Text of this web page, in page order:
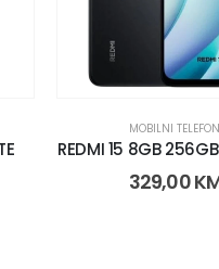
MOBILNI
REDMI 15 8GB
329,00